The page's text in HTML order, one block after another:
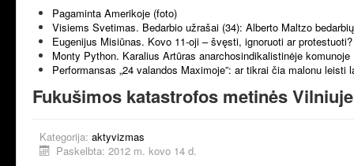
Pagaminta Amerikoje (foto)
Visiems Svetimas. Bedarbio užrašai (34): Alberto Maltzo
Eugenijus Misiūnas. Kovo 11-oji – švęsti, ignoruoti ar protestuoti?
Monty Python. Karalius Artūras anarchosindikalistinėje komunoje
Performansas „24 valandos Maximoje”: ar tikrai čia malonu leisti
Fukušimos katastrofos metinės
Kategorija: aktyvizmas
Paskelbta: 2012 m. kovo 14 d.